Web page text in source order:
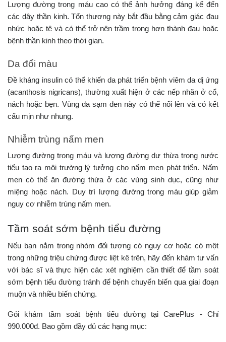
Lượng đường trong máu cao có thể ảnh hưởng đáng kể đến
các dây thần kinh. Tổn thương này bắt đầu bằng cảm giác đau
nhức hoặc tê và có thể trở nên trầm trọng hơn thành đau hoặc
bệnh thần kinh theo thời gian.
Da đổi màu
Đề kháng insulin có thể khiến da phát triển bệnh viêm da dị ứng
(acanthosis nigricans), thường xuất hiện ở các nếp nhăn ở cổ,
nách hoặc bẹn. Vùng da sạm đen này có thể nổi lên và có kết
cấu mịn như nhung.
Nhiễm trùng nấm men
Lượng đường trong máu và lượng đường dư thừa trong nước
tiểu tạo ra môi trường lý tưởng cho nấm men phát triển. Nấm
men có thể ăn đường thừa ở các vùng sinh dục, cũng như
miệng hoặc nách. Duy trì lượng đường trong máu giúp giảm
nguy cơ nhiễm trùng nấm men.
Tầm soát sớm bệnh tiểu đường
Nếu bạn nằm trong nhóm đối tượng có nguy cơ hoặc có một
trong những triệu chứng được liệt kê trên, hãy đến khám tư vấn
với bác sĩ và thực hiện các xét nghiệm cần thiết để tầm soát
sớm bệnh tiểu đường tránh để bệnh chuyển biến qua giai đoạn
muộn và nhiều biến chứng.
Gói khám tầm soát bệnh tiểu đường tại CarePlus - Chỉ
990.000đ. Bao gồm đầy đủ các hạng mục: